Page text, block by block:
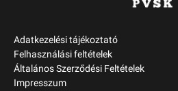
Adatkezelési tájékoztató
Felhasználási feltételek
Általános Szerződési Feltételek
Impresszum